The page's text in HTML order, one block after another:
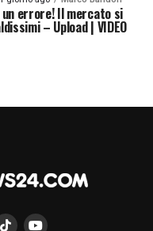
un errore! Il mercato si
– Upload | VIDEO